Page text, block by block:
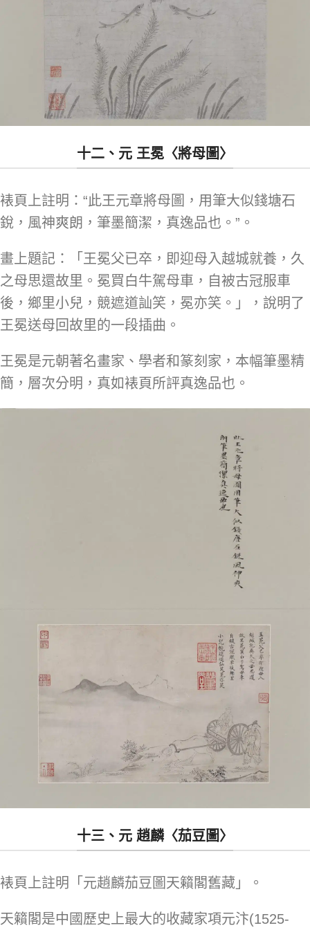
十二、元 王冕〈將母圖〉
裱頁上註明：“此王元章將母圖，用筆大似錢塘石
銳，風神爽朗，筆墨簡潔，真逸品也。”。
畫上題記：「王冕父已卒，即迎母入越城就養，久
之母思還故里。冕買白牛駕母車，自被古冠服車
後，鄉里小兒，競遮道訕笑，冕亦笑。」，說明了
王冕送母回故里的一段插曲。
王冕是元朝著名畫家、學者和篆刻家，本幅筆墨精
簡，層次分明，真如裱頁所評真逸品也。
十三、元 趙麟〈茄豆圖〉
裱頁上註明「元趙麟茄豆圖天籟閣舊藏」。
天籟閣是中國歷史上最大的收藏家項元汴(1525-